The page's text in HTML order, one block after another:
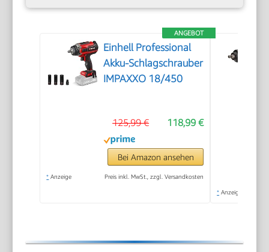
ANGEBOT
Einhell Professional
Akku-Schlagschrauber
IMPAXXO 18/450
118,99 €
125,99 €
Bei Amazon ansehen
* Anzeige Preis inkl. MwSt., zzgl. Versandkosten
* Anzeige